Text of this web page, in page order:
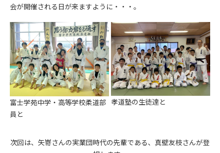
会が開催される日が来ますように・・・。
富士学苑中学・高等学校柔道部
員と
孝道塾の生徒達と
次回は、矢嵜さんの実業団時代の先輩である、真壁友枝さんが登